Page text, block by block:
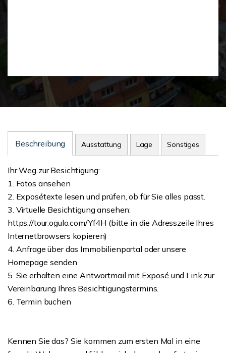
Beschreibung Ausstattung Lage Sonstiges
Ihr Weg zur Besichtigung:
1. Fotos ansehen
2. Exposétexte lesen und prüfen, ob für Sie alles passt.
3. Virtuelle Besichtigung ansehen:
https://tour.ogulo.com/Yf4H (bitte in die Adresszeile Ihres
Internetbrowsers kopieren)
4. Anfrage über das Immobilienportal oder unsere
Homepage senden
5. Sie erhalten eine Antwortmail mit Exposé und Link zur
Vereinbarung Ihres Besichtigungstermins.
6. Termin buchen
Kennen Sie das? Sie kommen zum ersten Mal in eine